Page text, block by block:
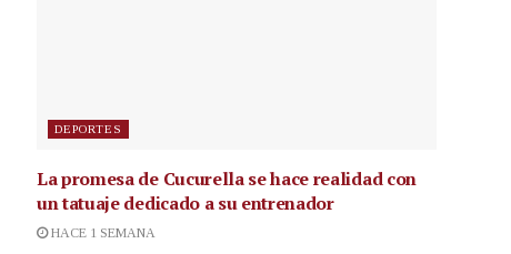
DEPORTES
La promesa de Cucurella se hace realidad con
un tatuaje dedicado a su entrenador
HACE 1 SEMANA